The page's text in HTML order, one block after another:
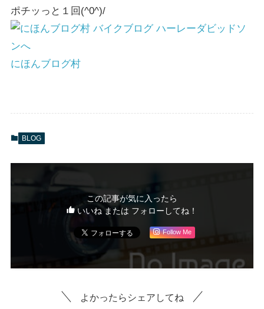
ポチッっと１回(^0^)/
にほんブログ村
BLOG
この記事が気に入ったら
いいね または フォローしてね！
Follow Me
よかったらシェアしてね